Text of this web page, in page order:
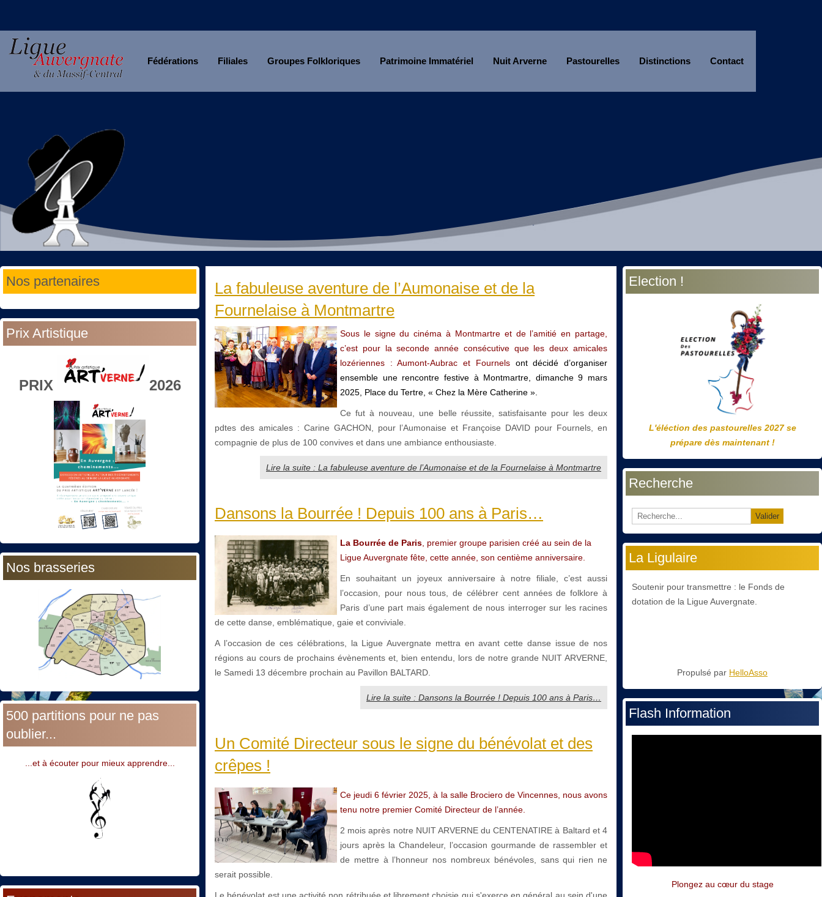
Fédérations Filiales Groupes Folkloriques Patrimoine Immatériel Nuit Arverne Pastourelles Distinctions Contact
Nos partenaires
Prix Artistique
PRIX 2026
Nos brasseries
500 partitions pour ne pas
oublier...
...et à écouter pour mieux apprendre...
La fabuleuse aventure de l’Aumonaise et de la
Fournelaise à Montmartre
Sous le signe du cinéma à Montmartre et de l’amitié en partage,
c’est pour la seconde année consécutive que les deux amicales
lozériennes : Aumont-Aubrac et Fournelsont décidé d’organiser
ensemble une rencontre festive à Montmartre, dimanche 9 mars
2025, Place du Tertre, « Chez la Mère Catherine ».
Ce fut à nouveau, une belle réussite, satisfaisante pour les deux
pdtes des amicales : Carine GACHON, pour l’Aumonaise et Françoise DAVID pour Fournels, en
compagnie de plus de 100 convives et dans une ambiance enthousiaste.
Lire la suite : La fabuleuse aventure de l’Aumonaise et de la Fournelaise à Montmartre
Dansons la Bourrée ! Depuis 100 ans à Paris…
La Bourrée de Paris , premier groupe parisien créé au sein de la
Ligue Auvergnate fête, cette année, son centième anniversaire.
En souhaitant un joyeux anniversaire à notre filiale, c’est aussi
l’occasion, pour nous tous, de célébrer cent années de folklore à
Paris d’une part mais également de nous interroger sur les racines
de cette danse, emblématique, gaie et conviviale.
A l’occasion de ces célébrations, la Ligue Auvergnate mettra en avant cette danse issue de nos
régions au cours de prochains évènements et, bien entendu, lors de notre grande NUIT ARVERNE,
le Samedi 13 décembre prochain au Pavillon BALTARD.
Lire la suite : Dansons la Bourrée ! Depuis 100 ans à Paris…
Un Comité Directeur sous le signe du bénévolat et des
crêpes !
Ce jeudi 6 février 2025, à la salle Brociero de Vincennes, nous avons
tenu notre premier Comité Directeur de l’année.
2 mois après notre NUIT ARVERNE du CENTENATIRE à Baltard et 4
jours après la Chandeleur, l’occasion gourmande de rassembler et
de mettre à l’honneur nos nombreux bénévoles, sans qui rien ne
serait possible.
Election !
L'éléction des pastourelles 2027 se
prépare dès maintenant !
Recherche
Valider
La Ligulaire
Soutenir pour transmettre : le Fonds de
dotation de la Ligue Auvergnate.
Propulsé par HelloAsso
Flash Information
Plongez au cœur du stage
Année
précédente
Mois
précédent
Année
suivante
Mois
suivant